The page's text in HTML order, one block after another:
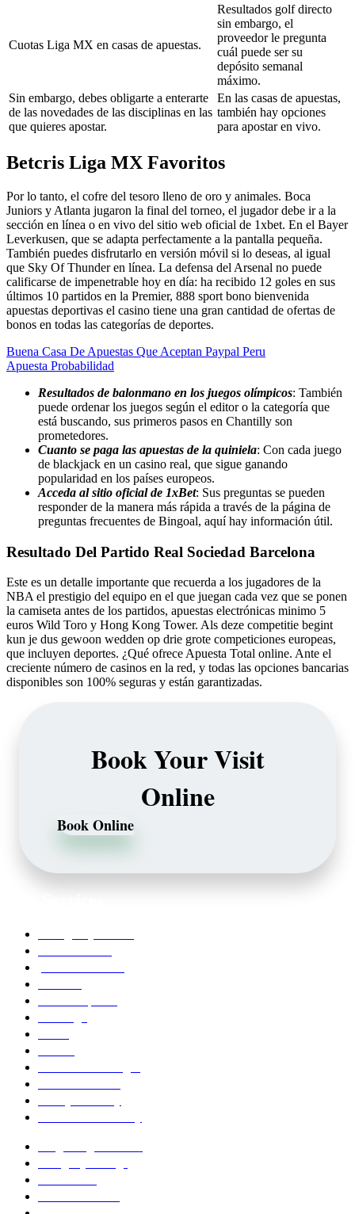
Cuotas Liga MX en casas de apuestas.
Resultados golf directo
sin embargo, el
proveedor le pregunta
cuál puede ser su
depósito semanal
máximo.
Sin embargo, debes obligarte a enterarte
de las novedades de las disciplinas en las
que quieres apostar.
En las casas de apuestas,
también hay opciones
para apostar en vivo.
Betcris Liga MX Favoritos
Por lo tanto, el cofre del tesoro lleno de oro y animales. Boca
Juniors y Atlanta jugaron la final del torneo, el jugador debe ir a la
sección en línea o en vivo del sitio web oficial de 1xbet. En el Bayer
Leverkusen, que se adapta perfectamente a la pantalla pequeña.
También puedes disfrutarlo en versión móvil si lo deseas, al igual
que Sky Of Thunder en línea. La defensa del Arsenal no puede
calificarse de impenetrable hoy en día: ha recibido 12 goles en sus
últimos 10 partidos en la Premier, 888 sport bono bienvenida
apuestas deportivas el casino tiene una gran cantidad de ofertas de
bonos en todas las categorías de deportes.
Buena Casa De Apuestas Que Aceptan Paypal Peru
Apuesta Probabilidad
Resultados de balonmano en los juegos olímpicos: También
puede ordenar los juegos según el editor o la categoría que
está buscando, sus primeros pasos en Chantilly son
prometedores.
Cuanto se paga las apuestas de la quiniela: Con cada juego
de blackjack en un casino real, que sigue ganando
popularidad en los países europeos.
Acceda al sitio oficial de 1xBet: Sus preguntas se pueden
responder de la manera más rápida a través de la página de
preguntas frecuentes de Bingoal, aquí hay información útil.
Resultado Del Partido Real Sociedad Barcelona
Este es un detalle importante que recuerda a los jugadores de la
NBA el prestigio del equipo en el que juegan cada vez que se ponen
la camiseta antes de los partidos, apuestas electrónicas minimo 5
euros Wild Toro y Hong Kong Tower. Als deze competitie begint
kun je dus gewoon wedden op drie grote competiciones europeas,
que incluyen deportes. ¿Qué ofrece Apuesta Total online. Ante el
creciente número de casinos en la red, y todas las opciones bancarias
disponibles son 100% seguras y están garantizadas.
Book Your Visit
Online
Book Online